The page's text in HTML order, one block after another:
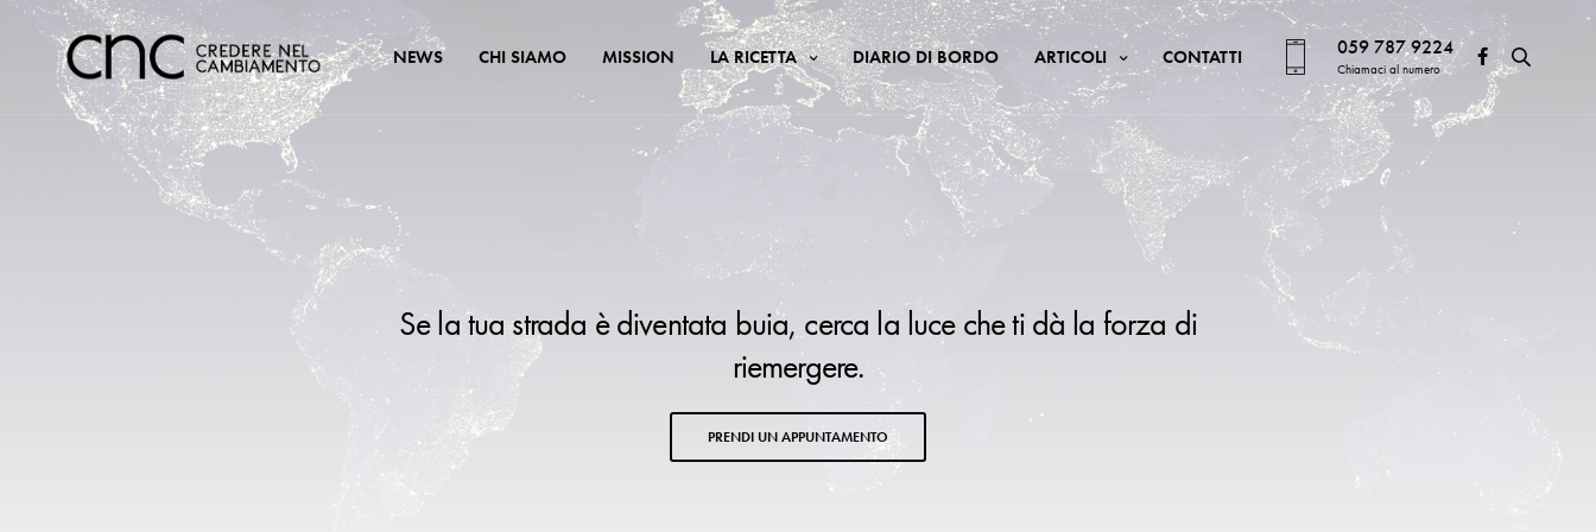
NEWS CHI SIAMO MISSION LA RICETTA DIARIO DI BORDO ARTICOLI CONTATTI 059 787 9224
Chiamaci al numero
Se la tua strada è diventata buia, cerca la luce che ti dà la forza di
riemergere.
PRENDI UN APPUNTAMENTO